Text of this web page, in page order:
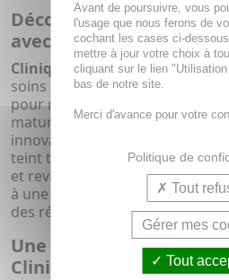
Découvrez l'Excellence
avec Clinique Smart
Clinique Smart Clinical
soins de la peauhautement
pour répondre aux besoins
matures, déshydratées ou
innovants ciblent les rides, la
teint terne pour offrir une peau
et revitalisée. En combinant des
à une
technologie clinique
des résultats visibles et
Une Routine Beauté
Clinique Smart Clinical
Avant de poursuivre, vous
l'usage que nous ferons de
cochant les cases ci-
mettre à jour votre choix à
cliquant sur le lien
bas de notre site.
Merci d'avance pour votre
Politique de
Tout
Gérer mes
Tout